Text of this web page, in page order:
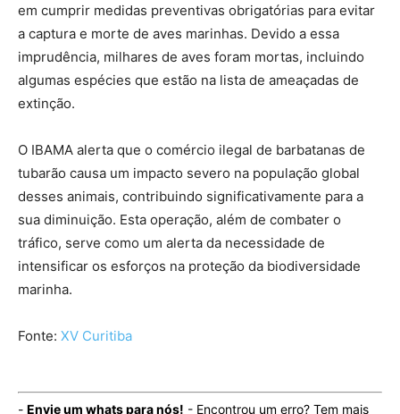
em cumprir medidas preventivas obrigatórias para evitar
a captura e morte de aves marinhas. Devido a essa
imprudência, milhares de aves foram mortas, incluindo
algumas espécies que estão na lista de ameaçadas de
extinção.
O IBAMA alerta que o comércio ilegal de barbatanas de
tubarão causa um impacto severo na população global
desses animais, contribuindo significativamente para a
sua diminuição. Esta operação, além de combater o
tráfico, serve como um alerta da necessidade de
intensificar os esforços na proteção da biodiversidade
marinha.
Fonte: XV Curitiba
- Envie um whats para nós! - Encontrou um erro? Tem mais